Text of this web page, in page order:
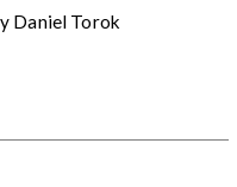
Daniel Torok